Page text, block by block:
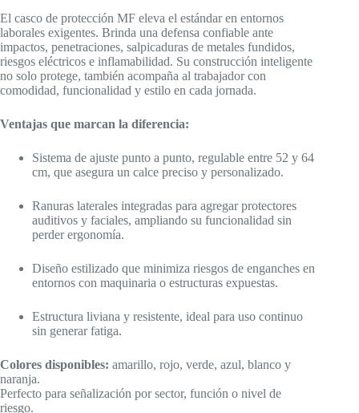
El casco de protección MF eleva el estándar en entornos
laborales exigentes. Brinda una defensa confiable ante
impactos, penetraciones, salpicaduras de metales fundidos,
riesgos eléctricos e inflamabilidad. Su construcción inteligente
no solo protege, también acompaña al trabajador con
comodidad, funcionalidad y estilo en cada jornada.
Ventajas que marcan la diferencia:
Sistema de ajuste punto a punto, regulable entre 52 y 64
cm, que asegura un calce preciso y personalizado.
Ranuras laterales integradas para agregar protectores
auditivos y faciales, ampliando su funcionalidad sin
perder ergonomía.
Diseño estilizado que minimiza riesgos de enganches en
entornos con maquinaria o estructuras expuestas.
Estructura liviana y resistente, ideal para uso continuo
sin generar fatiga.
Colores disponibles: amarillo, rojo, verde, azul, blanco y
naranja.
Perfecto para señalización por sector, función o nivel de
riesgo.